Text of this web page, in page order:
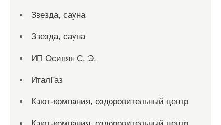
Звезда, сауна
Звезда, сауна
ИП Осипян С. Э.
ИталГаз
Кают-компания, оздоровительный центр